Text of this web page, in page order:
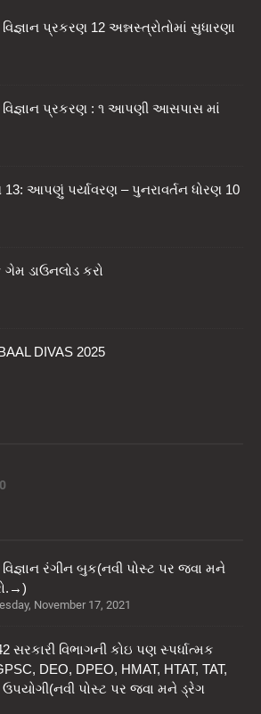
પ્રકરણ 12 અન્નસ્ત્રોતોમાં સુધારણા
વિજ્ઞાન પ્રકરણ : ૧ આપણી આસપાસ માં
આપણું પર્યાવરણ – પુનરાવર્તન ધોરણ 10
ગેમ ડાઉનલોડ કરો
DIVAS 2025
0
રંગીન બુક(નવી પોસ્ટ પર જવા મને
November 17, 2021
સરકારી વિભાગની કોઇ પણ સ્પર્ધાત્મક
DEO, DPEO, HMAT, HTAT, TAT,
ઉપયોગી(નવી પોસ્ટ પર જવા મને ડ્રેગ